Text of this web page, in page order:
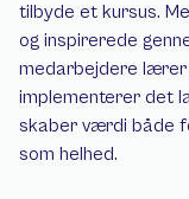
tilbyde et kursus.
og inspirerede
medarbejdere
implementerer det
skaber værdi både
som helhed.